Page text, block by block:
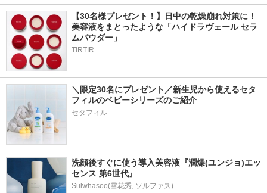
【30名様プレゼント！】日中の乾燥崩れ対策に！
美容液をまとったような「ハイドラヴェール セラ
ムパウダー」
TIRTIR
＼限定30名にプレゼント／新生児から使えるセタ
フィルのベビーシリーズのご紹介
セタフィル
洗顔後すぐに使う導入美容液『潤燥(ユンジョ)エッ
センス 第6世代』